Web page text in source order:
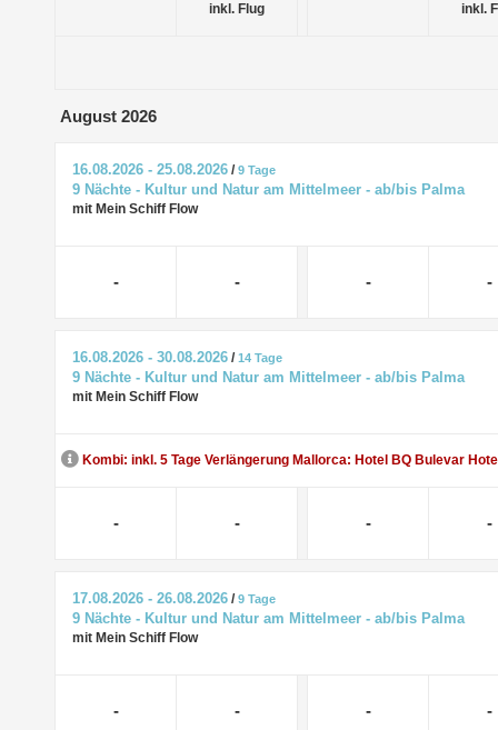
inkl. Flug inkl.
August 2026
16.08.2026 - 25.08.2026 /9 Tage
9 Nächte - Kultur und Natur am Mittelmeer - ab/bis Palma
mit Mein Schiff Flow
- - - -
16.08.2026 - 30.08.2026 /14 Tage
9 Nächte - Kultur und Natur am Mittelmeer - ab/bis Palma
mit Mein Schiff Flow
Kombi: inkl. 5 Tage Verlängerung Mallorca: Hotel BQ Bulevar
- - - -
17.08.2026 - 26.08.2026 /9 Tage
9 Nächte - Kultur und Natur am Mittelmeer - ab/bis Palma
mit Mein Schiff Flow
- - - -